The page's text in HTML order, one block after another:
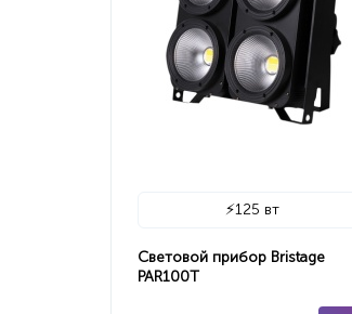
⚡125 вт
Световой прибор Bristage
PAR100T